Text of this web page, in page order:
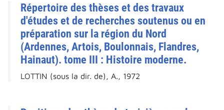
Répertoire des thèses et des travaux
d'études et de recherches soutenus ou en
préparation sur la région du Nord
(Ardennes, Artois, Boulonnais, Flandres,
Hainaut). tome III : Histoire moderne.
LOTTIN (sous la dir. de), A., 1972